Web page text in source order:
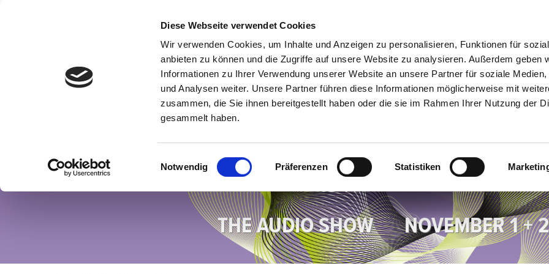
Diese Webseite verwendet Cookies
Wir verwenden Cookies, um Inhalte und Anzeigen zu personalisieren, Funktionen für
anbieten zu können und die Zugriffe auf unsere Website zu analysieren. Außerdem geben
Informationen zu Ihrer Verwendung unserer Website an unsere Partner für soziale Medien,
und Analysen weiter. Unsere Partner führen diese Informationen möglicherweise mit
zusammen, die Sie ihnen bereitgestellt haben oder die sie im Rahmen Ihrer Nutzung der
gesammelt haben.
Einwilligungsauswahl
Notwendig Präferenzen Statistiken
THE AUDIO SHOW NOVEMBER 1 +